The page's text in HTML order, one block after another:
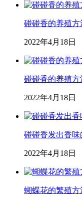
碰碰香的养殖方
2022年4月18日
碰碰香的养殖方
2022年4月18日
碰碰香发出香味
2022年4月18日
蝴蝶花的繁殖